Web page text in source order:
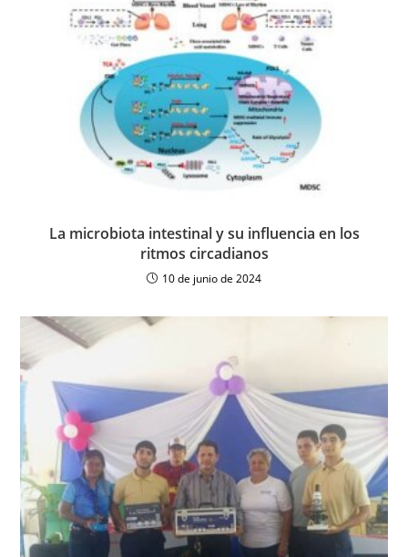
La microbiota intestinal y su influencia en los
ritmos circadianos
10 de junio de 2024